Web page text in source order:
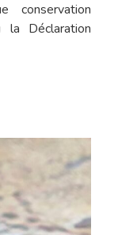
conservation
Déclaration